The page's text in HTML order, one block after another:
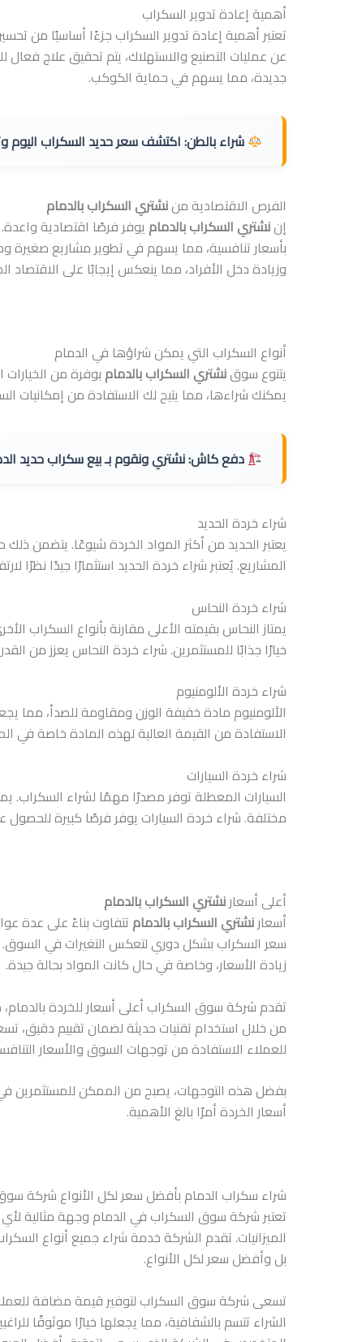
أهمية إعادة تدوير السكراب
تعتبر أهمية إعادة تدوير السكراب جزءًا أساسيًا من
عن عمليات التصنيع والاستهلاك، يتم تحقيق علاج فعال
جديدة، مما يسهم في حماية الكوكب.
شراء بالطن:اكتشف سعر حديد السكراب اليوم
الفرص الاقتصادية مننشتري السكراب بالدمام
إننشتري السكراب بالدمام يوفر فرصًا اقتصادية
بأسعار تنافسية، مما يسهم في تطوير مشاريع
وزيادة دخل الأفراد، مما ينعكس إيجابًا على الاقتصاد
أنواع السكراب التي يمكن شراؤها في الدمام
يتنوع سوقنشتري السكراب بالدمامبوفرة من الخيارات
يمكنك شراءها، مما يتيح لك الاستفادة من إمكانيات
دفع كاش:نشتري ونقوم بـ بيع سكراب حديد
شراء خردة الحديد
يعتبر الحديد من أكثر المواد الخردة شيوعًا. يتضمن ذلك
المشاريع. يُعتبر شراء خردة الحديد استثمارًا جيدًا نظرًا
شراء خردة النحاس
يمتاز النحاس بقيمته الأعلى مقارنة بأنواع السكراب
خيارًا جذابًا للمستثمرين. شراء خردة النحاس يعزز من
شراء خردة الألومنيوم
الألومنيوم مادة خفيفة الوزن ومقاومة للصدأ، مما
الاستفادة من القيمة العالية لهذه المادة خاصة في
شراء خردة السيارات
السيارات المعطلة توفر مصدرًا مهمًا لشراء السكراب.
مختلفة. شراء خردة السيارات يوفر فرصًا كبيرة
أعلى أسعارنشتري السكراب بالدمام
أسعارنشتري السكراب بالدمام تتفاوت بناءً على عدة
سعر السكراب بشكل دوري لتعكس التغيرات في السوق.
زيادة الأسعار، وخاصة في حال كانت المواد بحالة جيدة.
تقدم شركة سوق السكراب أعلى أسعار للخردة
من خلال استخدام تقنيات حديثة لضمان تقييم دقيق،
للعملاء الاستفادة من توجهات السوق والأسعار
بفضل هذه التوجهات، يصبح من الممكن للمستثمرين في
أسعار الخردة أمرًا بالغ الأهمية.
شراء سكراب الدمام بأفضل سعر لكل الأنواع شركة
تعتبر شركة سوق السكراب في الدمام وجهة مثالية
الميزانيات. تقدم الشركة خدمة شراء جميع أنواع
بل وأفضل سعر لكل الأنواع.
تسعى شركة سوق السكراب لتوفير قيمة مضافة
الشراء تتسم بالشفافية، مما يجعلها خيارًا موثوقًا